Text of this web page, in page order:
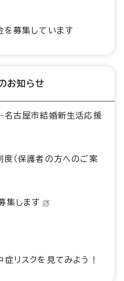
募集しています
お知らせ
古屋市結婚新生活応援
（保護者の方へのご案
集します
リスクを見てみよう！